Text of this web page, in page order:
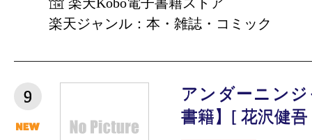
楽天ジャンル：本・雑誌・コミック
9
アンダーニン
書籍】[ 花沢健吾